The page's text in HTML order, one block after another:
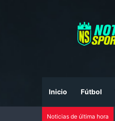
Inicio Fútbol
Noticias de última hora